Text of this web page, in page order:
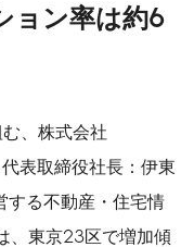
English
ョン率は約6
、株式会社
表取締役社長：伊東
する不動産・住宅情
東京23区で増加傾